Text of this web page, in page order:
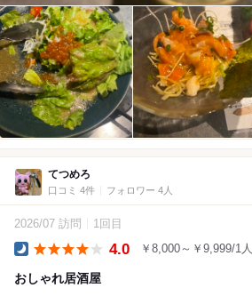
てつめろ
口コミ 4件 フォロワー 4人
2026/07 訪問 1回目
4.0 ￥8,000～￥9,999/1人
おしゃれ居酒屋